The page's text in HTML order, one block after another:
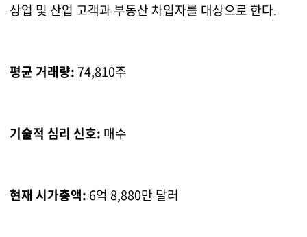
상업 및 산업 고객과 부동산 차입자를 대상으로 한다.
평균 거래량:74,810주
기술적 심리 신호: 매수
현재 시가총액: 6억 8,880만 달러